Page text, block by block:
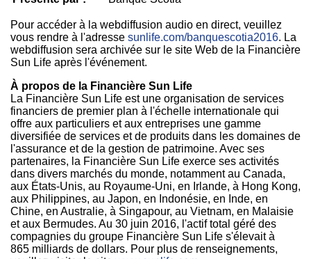
Pour accéder à la webdiffusion audio en direct, veuillez
vous rendre à l'adresse sunlife.com/banquescotia2016. La
webdiffusion sera archivée sur le site Web de la Financière
Sun Life après l'événement.
À propos de la Financière Sun Life
La Financière Sun Life est une organisation de services
financiers de premier plan à l'échelle internationale qui
offre aux particuliers et aux entreprises une gamme
diversifiée de services et de produits dans les domaines de
l'assurance et de la gestion de patrimoine. Avec ses
partenaires, la Financière Sun Life exerce ses activités
dans divers marchés du monde, notamment au Canada,
aux États-Unis, au Royaume-Uni, en Irlande, à Hong Kong,
aux Philippines, au Japon, en Indonésie, en Inde, en
Chine, en Australie, à Singapour, au Vietnam, en Malaisie
et aux Bermudes. Au 30 juin 2016, l'actif total géré des
compagnies du groupe Financière Sun Life s'élevait à
865 milliards de dollars. Pour plus de renseignements,